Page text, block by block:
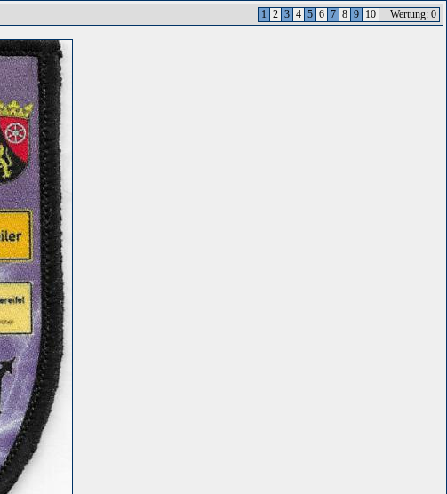
1 2 3 4 5 6 7 8 9 10 Wertung: 0